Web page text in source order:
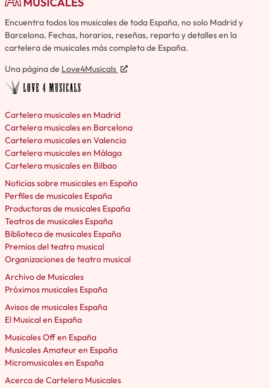
Encuentra todos los musicales de toda España, no solo Madrid y
Barcelona. Fechas, horarios, reseñas, reparto y detalles en la
cartelera de musicales más completa de España.
Una página de Love4Musicals
Cartelera musicales en Madrid
Cartelera musicales en Barcelona
Cartelera musicales en Valencia
Cartelera musicales en Málaga
Cartelera musicales en Bilbao
Noticias sobre musicales en España
Perfiles de musicales España
Productoras de musicales España
Teatros de musicales España
Biblioteca de musicales España
Premios del teatro musical
Organizaciones de teatro musical
Archivo de Musicales
Próximos musicales España
Avisos de musicales España
El Musical en España
Musicales Off en España
Musicales Amateur en España
Micromusicales en España
Acerca de Cartelera Musicales